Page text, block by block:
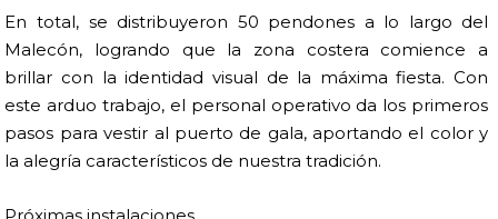
En total, se distribuyeron 50 pendones a lo largo del
Malecón, logrando que la zona costera comience a
brillar con la identidad visual de la máxima fiesta. Con
este arduo trabajo, el personal operativo da los primeros
pasos para vestir al puerto de gala, aportando el color y
la alegría característicos de nuestra tradición.